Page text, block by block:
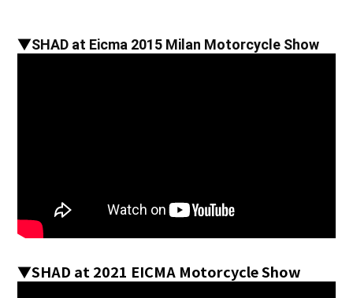
▼SHAD at Eicma 2015 Milan Motorcycle Show
▼SHAD at 2021 EICMA Motorcycle Show